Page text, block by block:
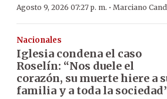
Agosto 9, 2026 07:27 p. m. · Marciano
Nacionales
Iglesia condena el caso
Roselín: “Nos duele el
corazón, su muerte hiere a
familia y a toda la